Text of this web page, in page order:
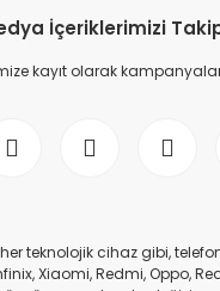
İçeriklerimizi
kayıt olarak
her teknolojik cihaz gibi,
Xiaomi, Redmi,